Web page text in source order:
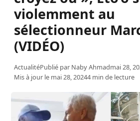
violemment au
sélectionneur
(VIDÉO)
ActualitéPublié par Naby Ahmadmai 28,
Mis à jour le mai 28, 20244 min de lecture